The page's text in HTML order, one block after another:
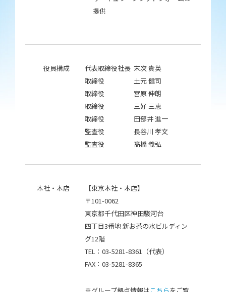
提供
役員構成 代表取締役社長 末次 貴英
取締役
土元 健司
取締役
宮原 伸朗
取締役
三好 三恵
取締役
田部井 進一
監査役
長谷川 孝文
監査役
髙橋 義弘
本社・本店
【東京本社・本店】
〒101-0062
東京都千代田区神田駿河台
四丁目3番地 新お茶の水ビルディン
グ12階
TEL：03-5281-8361（代表）
FAX：03-5281-8365